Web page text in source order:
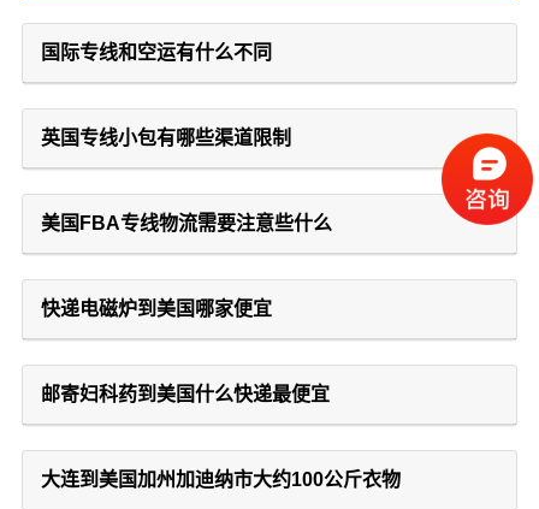
国际专线和空运有什么不同
英国专线小包有哪些渠道限制
美国FBA专线物流需要注意些什么
快递电磁炉到美国哪家便宜
邮寄妇科药到美国什么快递最便宜
大连到美国加州加迪纳市大约100公斤衣物